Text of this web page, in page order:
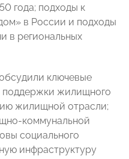
года; подходы к
в России и подходы
в региональных
ключевые
жилищного
жилищной отрасли;
коммунальной
социального
инфраструктуру